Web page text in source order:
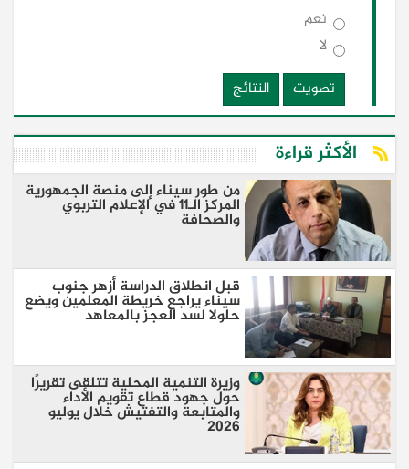
نعم
لا
تصويت
النتائج
الأكثر قراءة
من طور سيناء إلى منصة الجمهورية
المركز الـ11 في الإعلام التربوي
والصحافة
قبل انطلاق الدراسة أزهر جنوب
سيناء يراجع خريطة المعلمين ويضع
حلولا لسد العجز بالمعاهد
وزيرة التنمية المحلية تتلقى تقريرًا
حول جهود قطاع تقويم الأداء
والمتابعة والتفتيش خلال يوليو
2026